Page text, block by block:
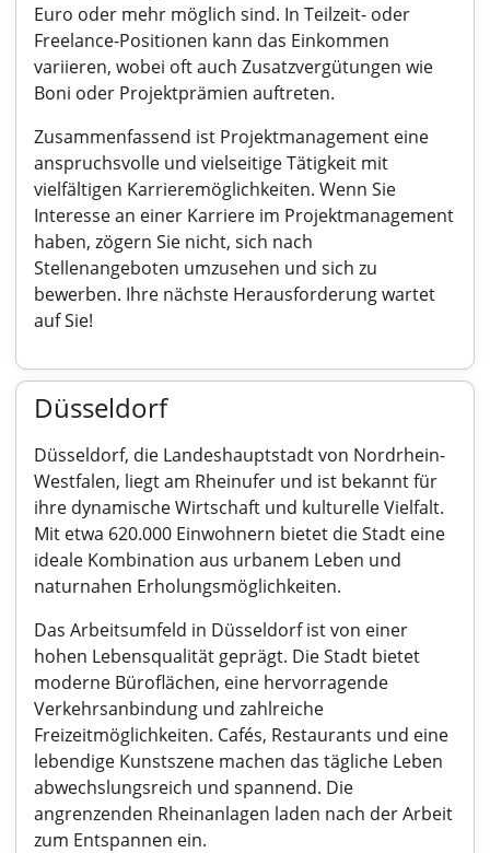
Euro oder mehr möglich sind. In Teilzeit- oder
Freelance-Positionen kann das Einkommen
variieren, wobei oft auch Zusatzvergütungen wie
Boni oder Projektprämien auftreten.
Zusammenfassend ist Projektmanagement eine
anspruchsvolle und vielseitige Tätigkeit mit
vielfältigen Karrieremöglichkeiten. Wenn Sie
Interesse an einer Karriere im Projektmanagement
haben, zögern Sie nicht, sich nach
Stellenangeboten umzusehen und sich zu
bewerben. Ihre nächste Herausforderung wartet
auf Sie!
Düsseldorf
Düsseldorf, die Landeshauptstadt von Nordrhein-
Westfalen, liegt am Rheinufer und ist bekannt für
ihre dynamische Wirtschaft und kulturelle Vielfalt.
Mit etwa 620.000 Einwohnern bietet die Stadt eine
ideale Kombination aus urbanem Leben und
naturnahen Erholungsmöglichkeiten.
Das Arbeitsumfeld in Düsseldorf ist von einer
hohen Lebensqualität geprägt. Die Stadt bietet
moderne Büroflächen, eine hervorragende
Verkehrsanbindung und zahlreiche
Freizeitmöglichkeiten. Cafés, Restaurants und eine
lebendige Kunstszene machen das tägliche Leben
abwechslungsreich und spannend. Die
angrenzenden Rheinanlagen laden nach der Arbeit
zum Entspannen ein.